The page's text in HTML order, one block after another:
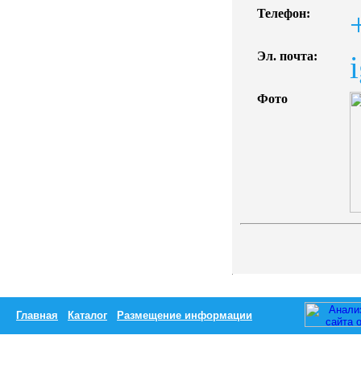
Телефон:
Эл. почта:
Фото
Главная Каталог Размещение информации